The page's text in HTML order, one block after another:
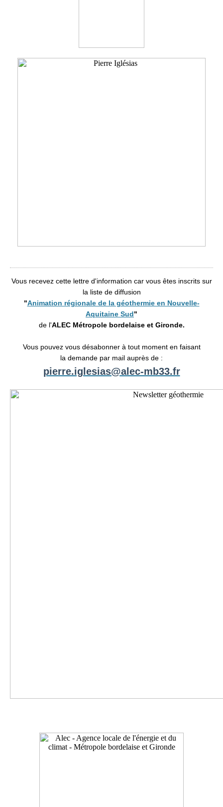
Vous recevez cette lettre d'information car vous êtes inscrits sur
la liste de diffusion
"Animation régionale de la géothermie en Nouvelle-
Aquitaine Sud"
de l'ALEC Métropole bordelaise et Gironde.
Vous pouvez vous désabonner à tout moment en faisant
la demande par mail auprès de :
pierre.iglesias@alec-mb33.fr